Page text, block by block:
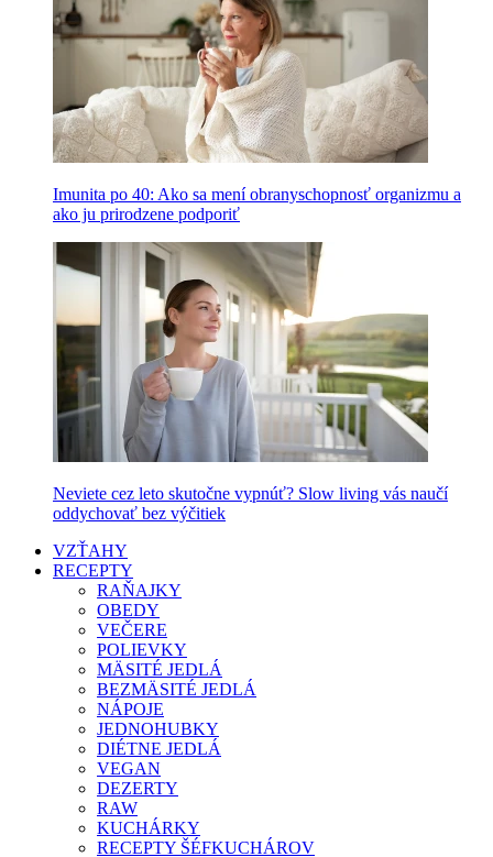
Imunita po 40: Ako sa mení obranyschopnosť organizmu a
ako ju prirodzene podporiť
Neviete cez leto skutočne vypnúť? Slow living vás naučí
oddychovať bez výčitiek
VZŤAHY
RECEPTY
RAŇAJKY
OBEDY
VEČERE
POLIEVKY
MÄSITÉ JEDLÁ
BEZMÄSITÉ JEDLÁ
NÁPOJE
JEDNOHUBKY
DIÉTNE JEDLÁ
VEGAN
DEZERTY
RAW
KUCHÁRKY
RECEPTY ŠÉFKUCHÁROV